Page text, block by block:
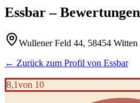
Essbar – Bewertungen
Wullener Feld 44, 58454 Witten
← Zurück zum Profil von Essbar
8,1von 10